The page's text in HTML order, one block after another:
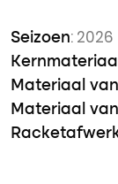
Seizoen: 2026
Kernmateriaal
Materiaal
Materiaal